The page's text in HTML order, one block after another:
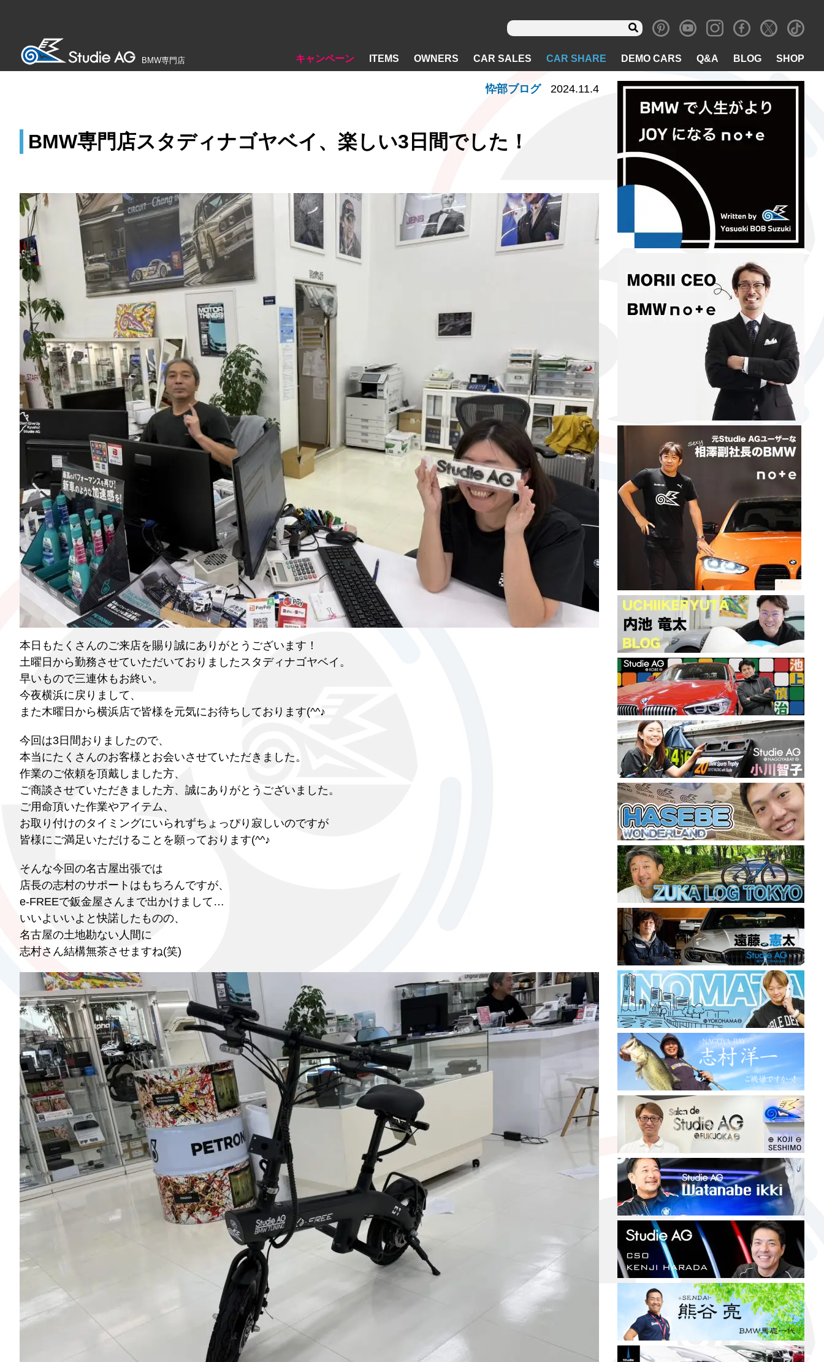
BMW専門店 キャンペーン ITEMS OWNERS CAR SALES CAR SHARE DEMO CARS Q&A BLOG SHOP
BMW専門店スタディナゴヤベイ、楽しい3日間でした！
忰部ブログ 2024.11.4
本日もたくさんのご来店を賜り誠にありがとうございます！
土曜日から勤務させていただいておりましたスタディナゴヤベイ。
早いもので三連休もお終い。
今夜横浜に戻りまして、
また木曜日から横浜店で皆様を元気にお待ちしております(^^♪
今回は3日間おりましたので、
本当にたくさんのお客様とお会いさせていただきました。
作業のご依頼を頂戴しました方、
ご商談させていただきました方、誠にありがとうございました。
ご用命頂いた作業やアイテム、
お取り付けのタイミングにいられずちょっぴり寂しいのですが
皆様にご満足いただけることを願っております(^^♪
そんな今回の名古屋出張では
店長の志村のサポートはもちろんですが、
e-FREEで鈑金屋さんまで出かけまして…
いいよいいよと快諾したものの、
名古屋の土地勘ない人間に
志村さん結構無茶させますね(笑)